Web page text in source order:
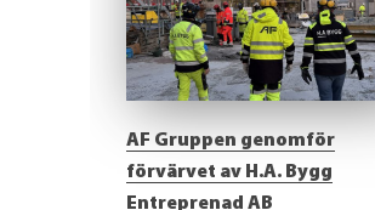
AF Gruppen genomför
förvärvet av H.A. Bygg
Entreprenad AB